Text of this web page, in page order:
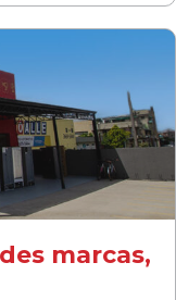
–PR
marcas,